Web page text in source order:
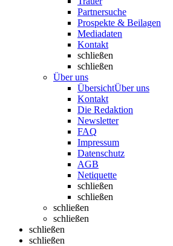
Partnersuche
Prospekte & Beilagen
Mediadaten
Kontakt
schließen
schließen
Über uns
ÜbersichtÜber uns
Kontakt
Die Redaktion
Newsletter
FAQ
Impressum
Datenschutz
AGB
Netiquette
schließen
schließen
schließen
schließen
schließen
schließen